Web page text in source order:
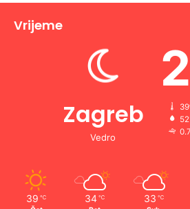
Vrijeme
Zagreb
Vedro
39 ℃ 34 ℃ 33 ℃